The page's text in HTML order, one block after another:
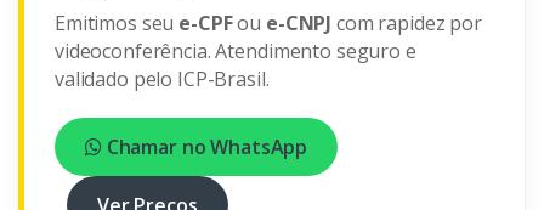
Emitimos seu e-CPFou e-CNPJ com rapidez por
videoconferência. Atendimento seguro e
validado pelo ICP-Brasil.
Chamar no WhatsApp